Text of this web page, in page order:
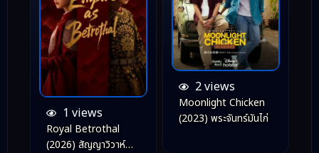
1 views
Royal Betrothal
(2026) สัญญาวิวาห์
2 views
Moonlight Chicken
(2023) พระจันทร์มันไก่